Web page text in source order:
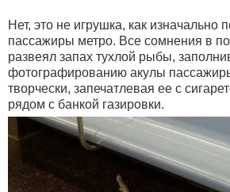
Нет, это не игрушка, как изначально
пассажиры метро. Все сомнения в
развеял запах тухлой рыбы,
фотографированию акулы
творчески, запечатлевая ее с
рядом с банкой газировки.